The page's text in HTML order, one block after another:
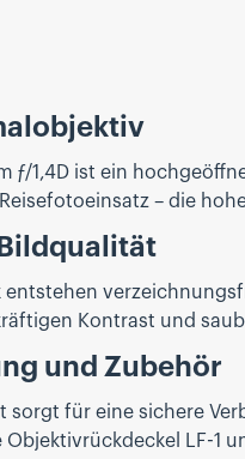
ƒ/1,4D ist ein
– die
entstehen
Kontrast und
und Zubehör
sorgt für eine sichere
LF-1